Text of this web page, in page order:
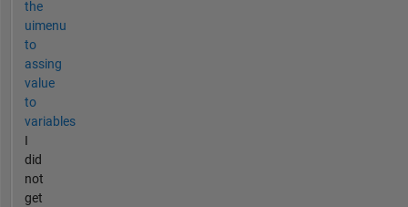
the
uimenu
to
assing
value
to
variables
I
did
not
get